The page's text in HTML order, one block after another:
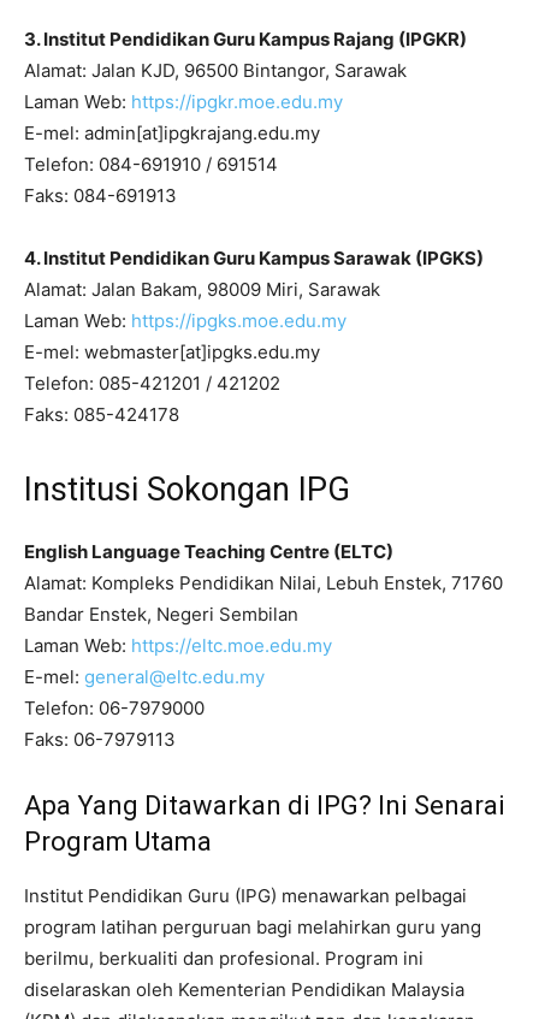
3. Institut Pendidikan Guru Kampus Rajang (IPGKR)
Alamat: Jalan KJD, 96500 Bintangor, Sarawak
Laman Web: https://ipgkr.moe.edu.my
E-mel: admin[at]ipgkrajang.edu.my
Telefon: 084-691910 / 691514
Faks: 084-691913
4. Institut Pendidikan Guru Kampus Sarawak (IPGKS)
Alamat: Jalan Bakam, 98009 Miri, Sarawak
Laman Web: https://ipgks.moe.edu.my
E-mel: webmaster[at]ipgks.edu.my
Telefon: 085-421201 / 421202
Faks: 085-424178
Institusi Sokongan IPG
English Language Teaching Centre (ELTC)
Alamat: Kompleks Pendidikan Nilai, Lebuh Enstek, 71760
Bandar Enstek, Negeri Sembilan
Laman Web: https://eltc.moe.edu.my
E-mel: general@eltc.edu.my
Telefon: 06-7979000
Faks: 06-7979113
Apa Yang Ditawarkan di IPG? Ini Senarai
Program Utama
Institut Pendidikan Guru (IPG) menawarkan pelbagai
program latihan perguruan bagi melahirkan guru yang
berilmu, berkualiti dan profesional. Program ini
diselaraskan oleh Kementerian Pendidikan Malaysia